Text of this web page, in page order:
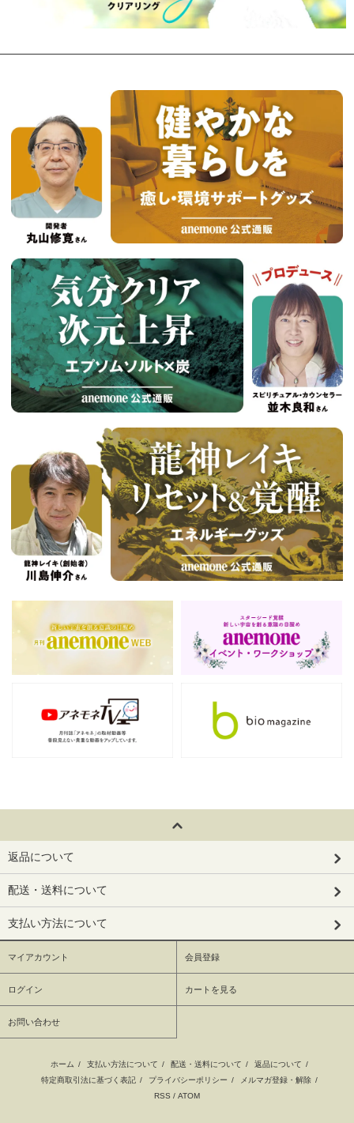
返品について
配送・送料について
支払い方法について
マイアカウント 会員登録
ログイン カートを見る
お問い合わせ
ホーム / 支払い方法について / 配送・送料について / 返品について /
特定商取引法に基づく表記 / プライバシーポリシー / メルマガ登録・解除 /
RSS / ATOM